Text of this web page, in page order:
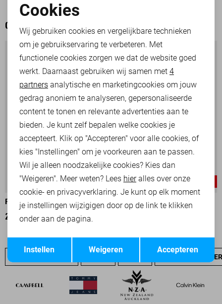
OOK HET BEKIJKEN WAARD
-30%
PME LEGEND T-SHIRT
28,00 39,99
PME LEGEND T-SHIRT
PME LEGEND
Noodzakelijke cookies
Personalisatie cookies
Analytische cookies
Marketing cookies
Opslaan
Cookies
Wij gebruiken cookies en vergelijkbare technieken
om je gebruikservaring te verbeteren. Met
functionele cookies zorgen we dat de website goed
werkt. Daarnaast gebruiken wij samen met 4
partners analytische en marketingcookies om jouw
gedrag anoniem te analyseren, gepersonaliseerde
content te tonen en relevante advertenties aan te
bieden. Je kunt zelf bepalen welke cookies je
accepteert. Klik op "Accepteren" voor alle cookies, of
kies "Instellingen" om je voorkeuren aan te passen.
Wil je alleen noodzakelijke cookies? Kies dan
"Weigeren". Meer weten? Lees hieralles over onze
cookie- en privacyverklaring. Je kunt op elk moment
je instellingen wijzigigen door op de link te klikken
onder aan de pagina.
Accepteren
Weigeren
Instellen